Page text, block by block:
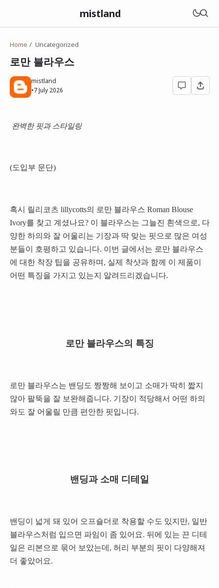
mistland
Home Uncategorized
로만 블라우스
mistland
•7 July 2026
완벽한 핏과 스타일링
(도입부 문단)
혹시 릴리코츠 lillycotts의 로만 블라우스 Roman Blouse
Ivory를 찾고 계셨나요? 이 블라우스는 그늘진 흰색으로, 다
양한 하의와 잘 어울리는 기장과 딱 맞는 핏으로 많은 여성
분들이 호평하고 있습니다. 이번 글에서는 로만 블라우스
에 대한 착장 팁을 공유하며, 실제 착샷과 함께 이 제품이
어떤 특징을 가지고 있는지 알려드리겠습니다.
로만 블라우스의 특징
로만 블라우스는 밴딩도 짱짱해 보이고 소매가 딱히 짧지
않아 팔뚝을 잘 보완해줍니다. 기장이 적당해서 어떤 하의
와도 잘 어울릴 만큼 편안한 핏입니다.
밴딩과 소매 디테일
밴딩이 넓게 돼 있어 오프숄더로 착용할 수도 있지만, 일반
블라우스처럼 입으면 파임이 좀 있어요. 뒤에 있는 끈 디테
일은 리본으로 묶어 보았는데, 허리 부분의 핏이 다양해져
더 좋았어요.